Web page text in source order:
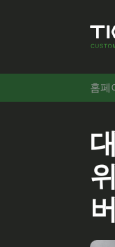
홈페